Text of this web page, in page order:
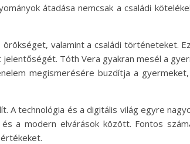
átadása nemcsak a családi
valamint a családi történeteket.
Tóth Vera gyakran mesél a
megismerésére buzdítja a
A technológia és a digitális világ egyre
a modern elvárások között. Fontos